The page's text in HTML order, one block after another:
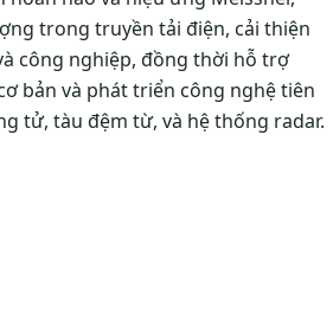
trong truyền tải điện, cải thiện
công nghiệp, đồng thời hỗ trợ
bản và phát triển công nghệ tiên
tử, tàu đệm từ, và hệ thống radar.